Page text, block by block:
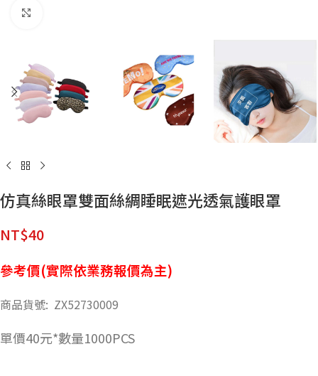
仿真絲眼罩雙面絲綢睡眠遮光透氣護眼罩
NT$40
參考價(實際依業務報價為主)
商品貨號: ZX52730009
單價40元*數量1000PCS